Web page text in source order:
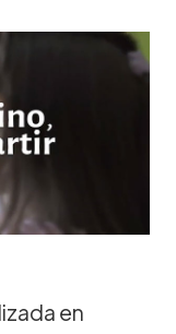
en